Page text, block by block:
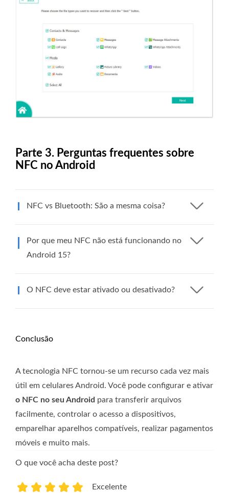
Parte 3. Perguntas frequentes sobre
NFC no Android
NFC vs Bluetooth: São a mesma coisa?
Por que meu NFC não está funcionando no
Android 15?
O NFC deve estar ativado ou desativado?
Conclusão
A tecnologia NFC tornou-se um recurso cada vez mais
útil em celulares Android. Você pode configurar e ativar
o NFC no seu Android para transferir arquivos
facilmente, controlar o acesso a dispositivos,
emparelhar aparelhos compatíveis, realizar pagamentos
móveis e muito mais.
O que você acha deste post?
Excelente